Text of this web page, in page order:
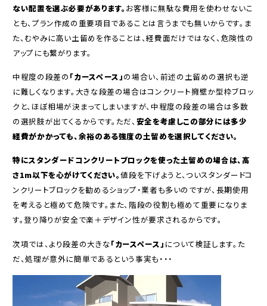
ない配置を選ぶ必要があります。 お客様に無駄な費用を使わせないこ
とも、プラン作成の重要項目であることは言うまでも無いからです。ま
た、むやみに高い土留めを作ることは、経費面だけではなく、危険性の
アップにも繋がります。
中程度の段差の 「カースペース」の場合い、前述の土留めの選択も逆
に難しくなります。大きな段差の場合はコンクリート擁壁か型枠ブロッ
クと、ほぼ相場が決まってしまいますが、中程度の段差の場合は多数
の選択肢が出てくるからです。ただ、 安全を考慮しこの部分には多少
経費がかかっても、余裕のある強度の土留めを選択してください。
特にスタンダードコンクリートブロックを使った土留めの場合は、高
さ1m以下を心がけてください。値段を下げようと、ついスタンダードコ
ンクリートブロックを勧めるショップ・業者も多いのですが、長期使用
を考えると極めて危険です。また、階段の役割も極めて重要になりま
す。登り降りが安全で楽＋デザイン性が要求されるからです。
次項では、より段差の大きな「カースペース」 について検証します。た
だ、処理が意外に簡単であるという事実も・・・